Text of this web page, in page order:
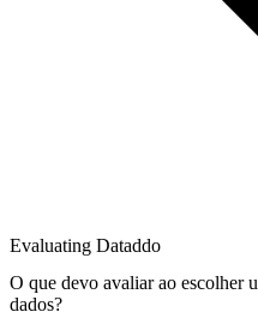
Evaluating Dataddo
O que devo avaliar ao escolher
dados?